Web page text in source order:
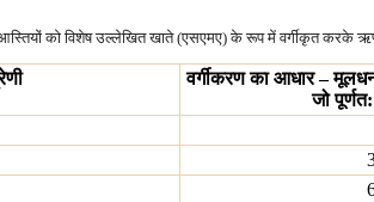
को विशेष उल्लेखित खाते (एसएमए) के रूप में वर्गीकृत करके
वर्गीकरण का आधार –
जो